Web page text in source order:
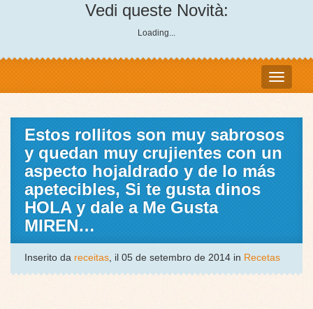
Vedi queste Novità:
Loading...
Estos rollitos son muy sabrosos
y quedan muy crujientes con un
aspecto hojaldrado y de lo más
apetecibles, Si te gusta dinos
HOLA y dale a Me Gusta
MIREN…
Inserito da receitas, il 05 de setembro de 2014 in Recetas